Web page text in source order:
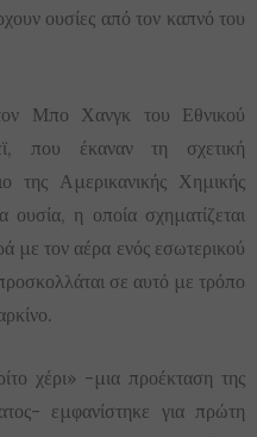
ουσίες από τον καπνό του
Μπο Χανγκ του Εθνικού
που έκαναν τη σχετική
της Αμερικανικής Χημικής
ουσία, η οποία σχηματίζεται
με τον αέρα ενός εσωτερικού
σε αυτό με τρόπο
χέρι» -μια προέκταση της
εμφανίστηκε για πρώτη